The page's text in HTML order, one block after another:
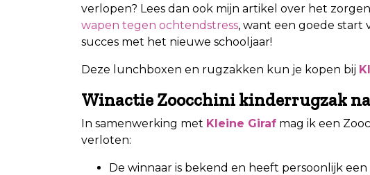
verlopen? Lees dan ook mijn artikel over het
wapen tegen ochtendstress, want een goede start
succes met het nieuwe schooljaar!
Deze lunchboxen en rugzakken kun je kopen bij
Winactie Zoocchini kinderrugzak
In samenwerking met Kleine Giraf mag ik een
verloten:
De winnaar is bekend en heeft persoonlijk